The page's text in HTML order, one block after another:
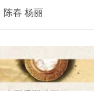
陈春 杨丽